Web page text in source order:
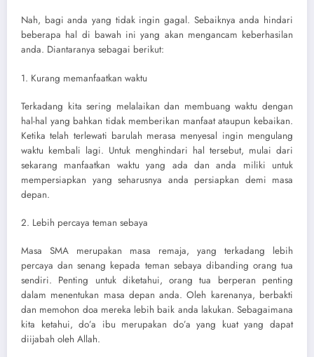
Nah, bagi anda yang tidak ingin gagal. Sebaiknya anda hindari
beberapa hal di bawah ini yang akan mengancam keberhasilan
anda. Diantaranya sebagai berikut:
1. Kurang memanfaatkan waktu
Terkadang kita sering melalaikan dan membuang waktu dengan
hal-hal yang bahkan tidak memberikan manfaat ataupun kebaikan.
Ketika telah terlewati barulah merasa menyesal ingin mengulang
waktu kembali lagi. Untuk menghindari hal tersebut, mulai dari
sekarang manfaatkan waktu yang ada dan anda miliki untuk
mempersiapkan yang seharusnya anda persiapkan demi masa
depan.
2. Lebih percaya teman sebaya
Masa SMA merupakan masa remaja, yang terkadang lebih
percaya dan senang kepada teman sebaya dibanding orang tua
sendiri. Penting untuk diketahui, orang tua berperan penting
dalam menentukan masa depan anda. Oleh karenanya, berbakti
dan memohon doa mereka lebih baik anda lakukan. Sebagaimana
kita ketahui, do’a ibu merupakan do’a yang kuat yang dapat
diijabah oleh Allah.